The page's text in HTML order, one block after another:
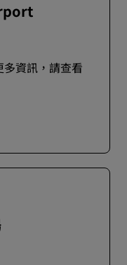
資訊，請查看